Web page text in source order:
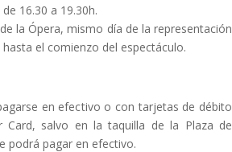
16.30 a 19.30h.
la Ópera, mismo día de la representación
el comienzo del espectáculo.
en efectivo o con tarjetas de débito
salvo en la taquilla de la Plaza de
podrá pagar en efectivo.